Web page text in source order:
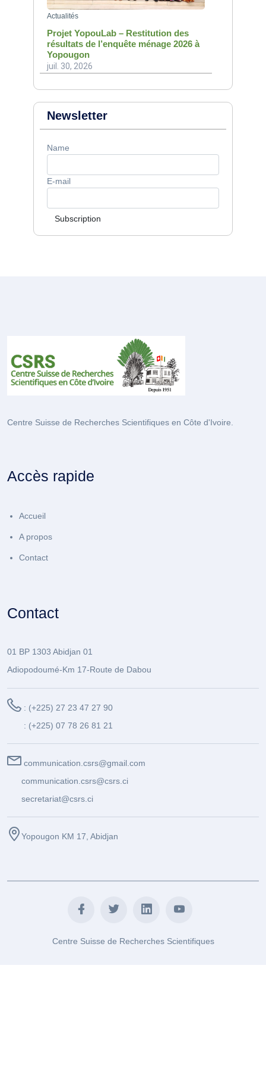
Actualités
Projet YopouLab – Restitution des
résultats de l’enquête ménage 2026 à
Yopougon
juil. 30, 2026
Newsletter
Name
E-mail
Subscription
Centre Suisse de Recherches Scientifiques en Côte d'Ivoire.
Accès rapide
Accueil
A propos
Contact
Contact
01 BP 1303 Abidjan 01
Adiopodoumé-Km 17-Route de Dabou
: (+225) 27 23 47 27 90
: (+225) 07 78 26 81 21
communication.csrs@gmail.com
communication.csrs@csrs.ci
secretariat@csrs.ci
Yopougon KM 17, Abidjan
Centre Suisse de Recherches Scientifiques